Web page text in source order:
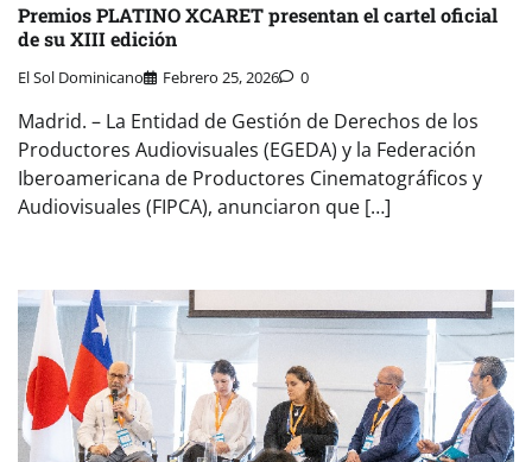
Premios PLATINO XCARET presentan el cartel oficial
de su XIII edición
El Sol Dominicano Febrero 25, 2026 0
Madrid. – La Entidad de Gestión de Derechos de los
Productores Audiovisuales (EGEDA) y la Federación
Iberoamericana de Productores Cinematográficos y
Audiovisuales (FIPCA), anunciaron que […]